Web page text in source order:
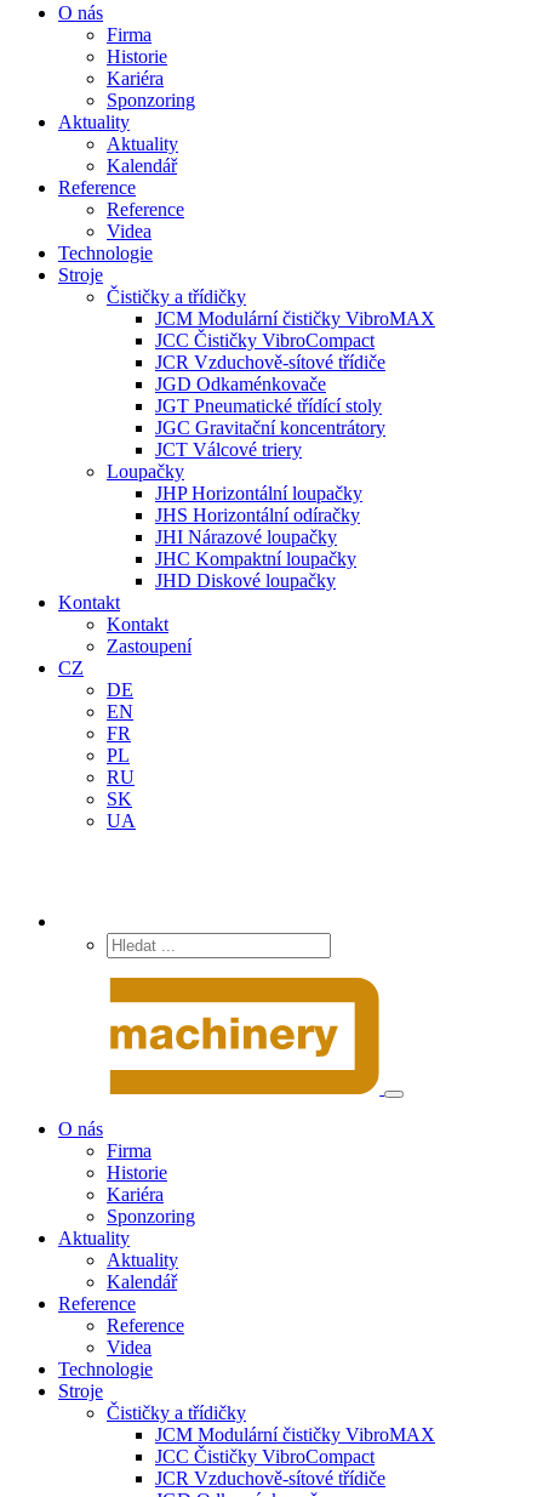
O nás
Firma
Historie
Kariéra
Sponzoring
Aktuality
Aktuality
Kalendář
Reference
Reference
Videa
Technologie
Stroje
Čističky a třídičky
JCM Modulární čističky VibroMAX
JCC Čističky VibroCompact
JCR Vzduchově-sítové třídiče
JGD Odkaménkovače
JGT Pneumatické třídící stoly
JGC Gravitační koncentrátory
JCT Válcové triery
Loupačky
JHP Horizontální loupačky
JHS Horizontální odíračky
JHI Nárazové loupačky
JHC Kompaktní loupačky
JHD Diskové loupačky
Kontakt
Kontakt
Zastoupení
CZ
DE
EN
FR
PL
RU
SK
UA
O nás
Firma
Historie
Kariéra
Sponzoring
Aktuality
Aktuality
Kalendář
Reference
Reference
Videa
Technologie
Stroje
Čističky a třídičky
JCM Modulární čističky VibroMAX
JCC Čističky VibroCompact
JCR Vzduchově-sítové třídiče